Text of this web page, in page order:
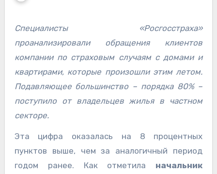
Специалисты «Росгосстраха»
проанализировали обращения клиентов
компании по страховым случаям с домами и
квартирами, которые произошли этим летом.
Подавляющее большинство – порядка 80% –
поступило от владельцев жилья в частном
секторе.
Эта цифра оказалась на 8 процентных
пунктов выше, чем за аналогичный период
годом ранее. Как отметила начальник